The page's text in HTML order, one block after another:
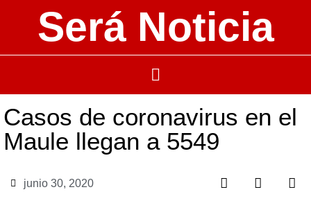
Será Noticia
Casos de coronavirus en el
Maule llegan a 5549
junio 30, 2020